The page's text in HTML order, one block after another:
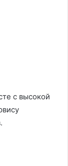
с высокой